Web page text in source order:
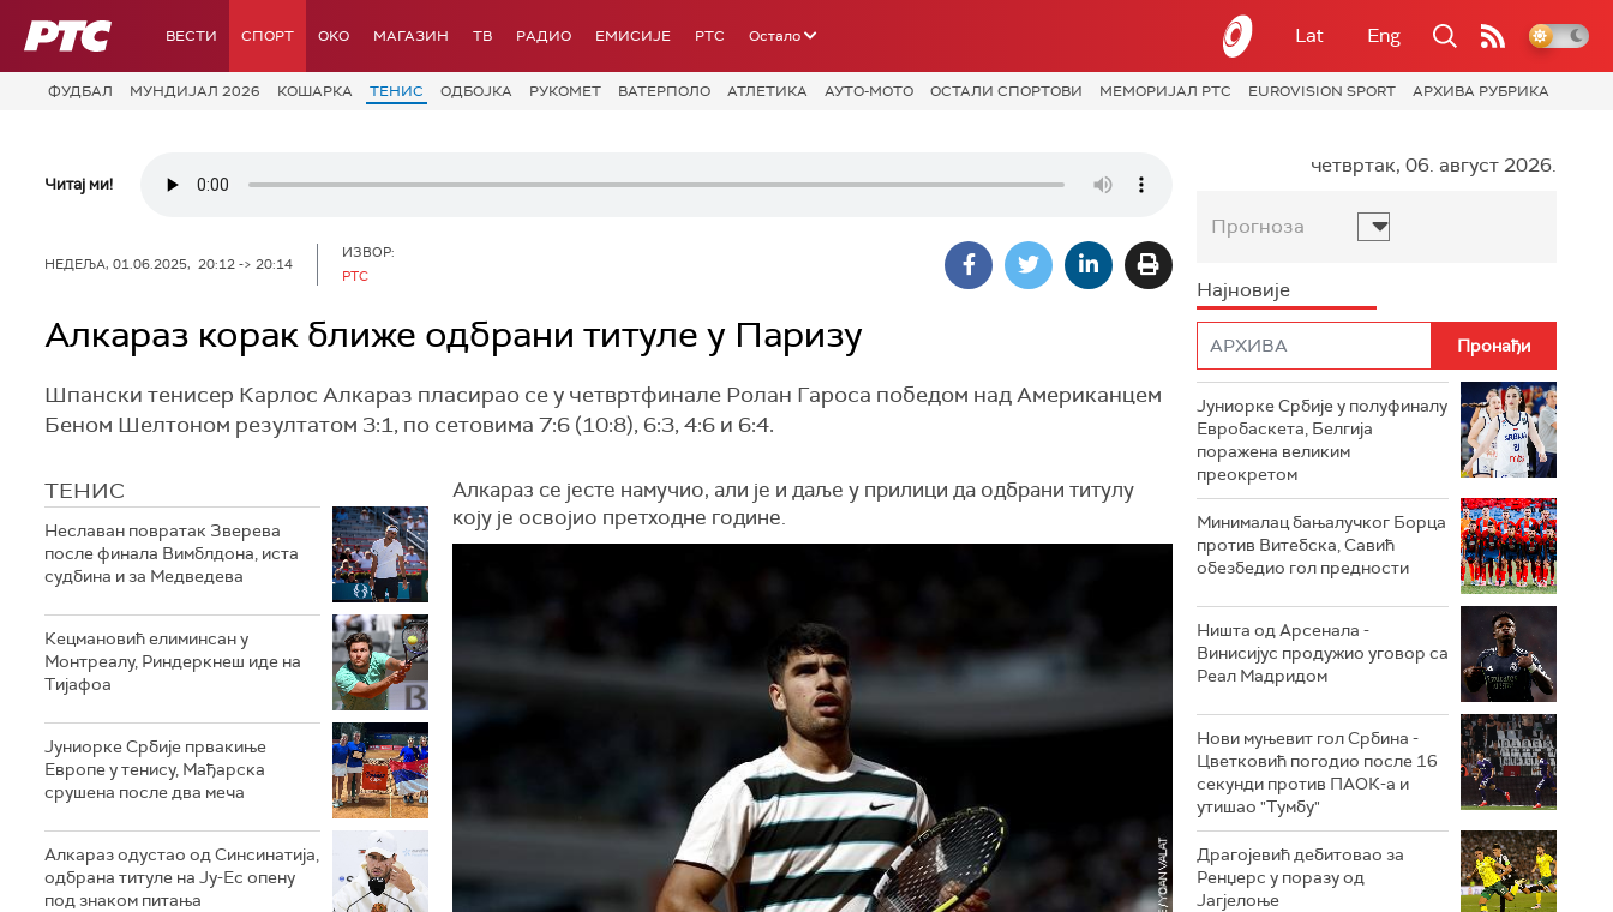
РТС ВЕСТИ СПОРТ OKO МАГАЗИН ТВ РАДИО ЕМИСИЈЕ РТС Остало Lat Eng
ФУДБАЛ МУНДИЈАЛ 2026 КОШАРКА ТЕНИС ОДБОЈКА РУКОМЕТ ВАТЕРПОЛО АТЛЕТИКА АУТО-МОТО ОСТАЛИ СПОРТОВИ МЕМОРИЈАЛ РТС EUROVISION SPORT АРХИВА РУБРИКА
Читај ми!
НЕДЕЉА, 01.06.2025, 20:12 -> 20:14
ИЗВОР:
РТС
Алкараз корак ближе одбрани титуле у Паризу
Шпански тенисер Карлос Алкараз пласирао се у четвртфинале Ролан Гароса победом над Американцем
Беном Шелтоном резултатом 3:1, по сетовима 7:6 (10:8), 6:3, 4:6 и 6:4.
ТЕНИС
Неславан повратак Зверева
после финала Вимблдона, иста
судбина и за Медведева
Кецмановић елиминсан у
Монтреалу, Риндеркнеш иде на
Тијафоа
Јуниорке Србије првакиње
Европе у тенису, Мађарска
срушена после два меча
Алкараз одустао од Синсинатија,
одбрана титуле на Ју-Ес опену
под знаком питања
Алкараз се јесте намучио, али је и даље у прилици да одбрани титулу
коју је освојио претходне године.
четвртак, 06. август 2026.
Прогноза
Најновије
Јуниорке Србије у полуфиналу
Евробаскета, Белгија
поражена великим
преокретом
Минималац бањалучког Борца
против Витебска, Савић
обезбедио гол предности
Ништа од Арсенала -
Винисијус продужио уговор са
Реал Мадридом
Нови муњевит гол Србина -
Цветковић погодио после 16
секунди против ПАОК-а и
утишао "Тумбу"
Драгојевић дебитовао за
Ренџерс у поразу од
Јагјелоње